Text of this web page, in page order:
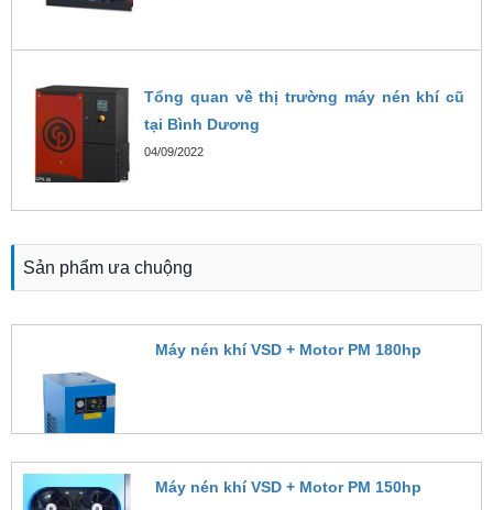
Tổng quan về thị trường máy nén khí cũ
tại Bình Dương
04/09/2022
Sản phẩm ưa chuộng
Máy nén khí VSD + Motor PM 180hp
Máy nén khí VSD + Motor PM 150hp